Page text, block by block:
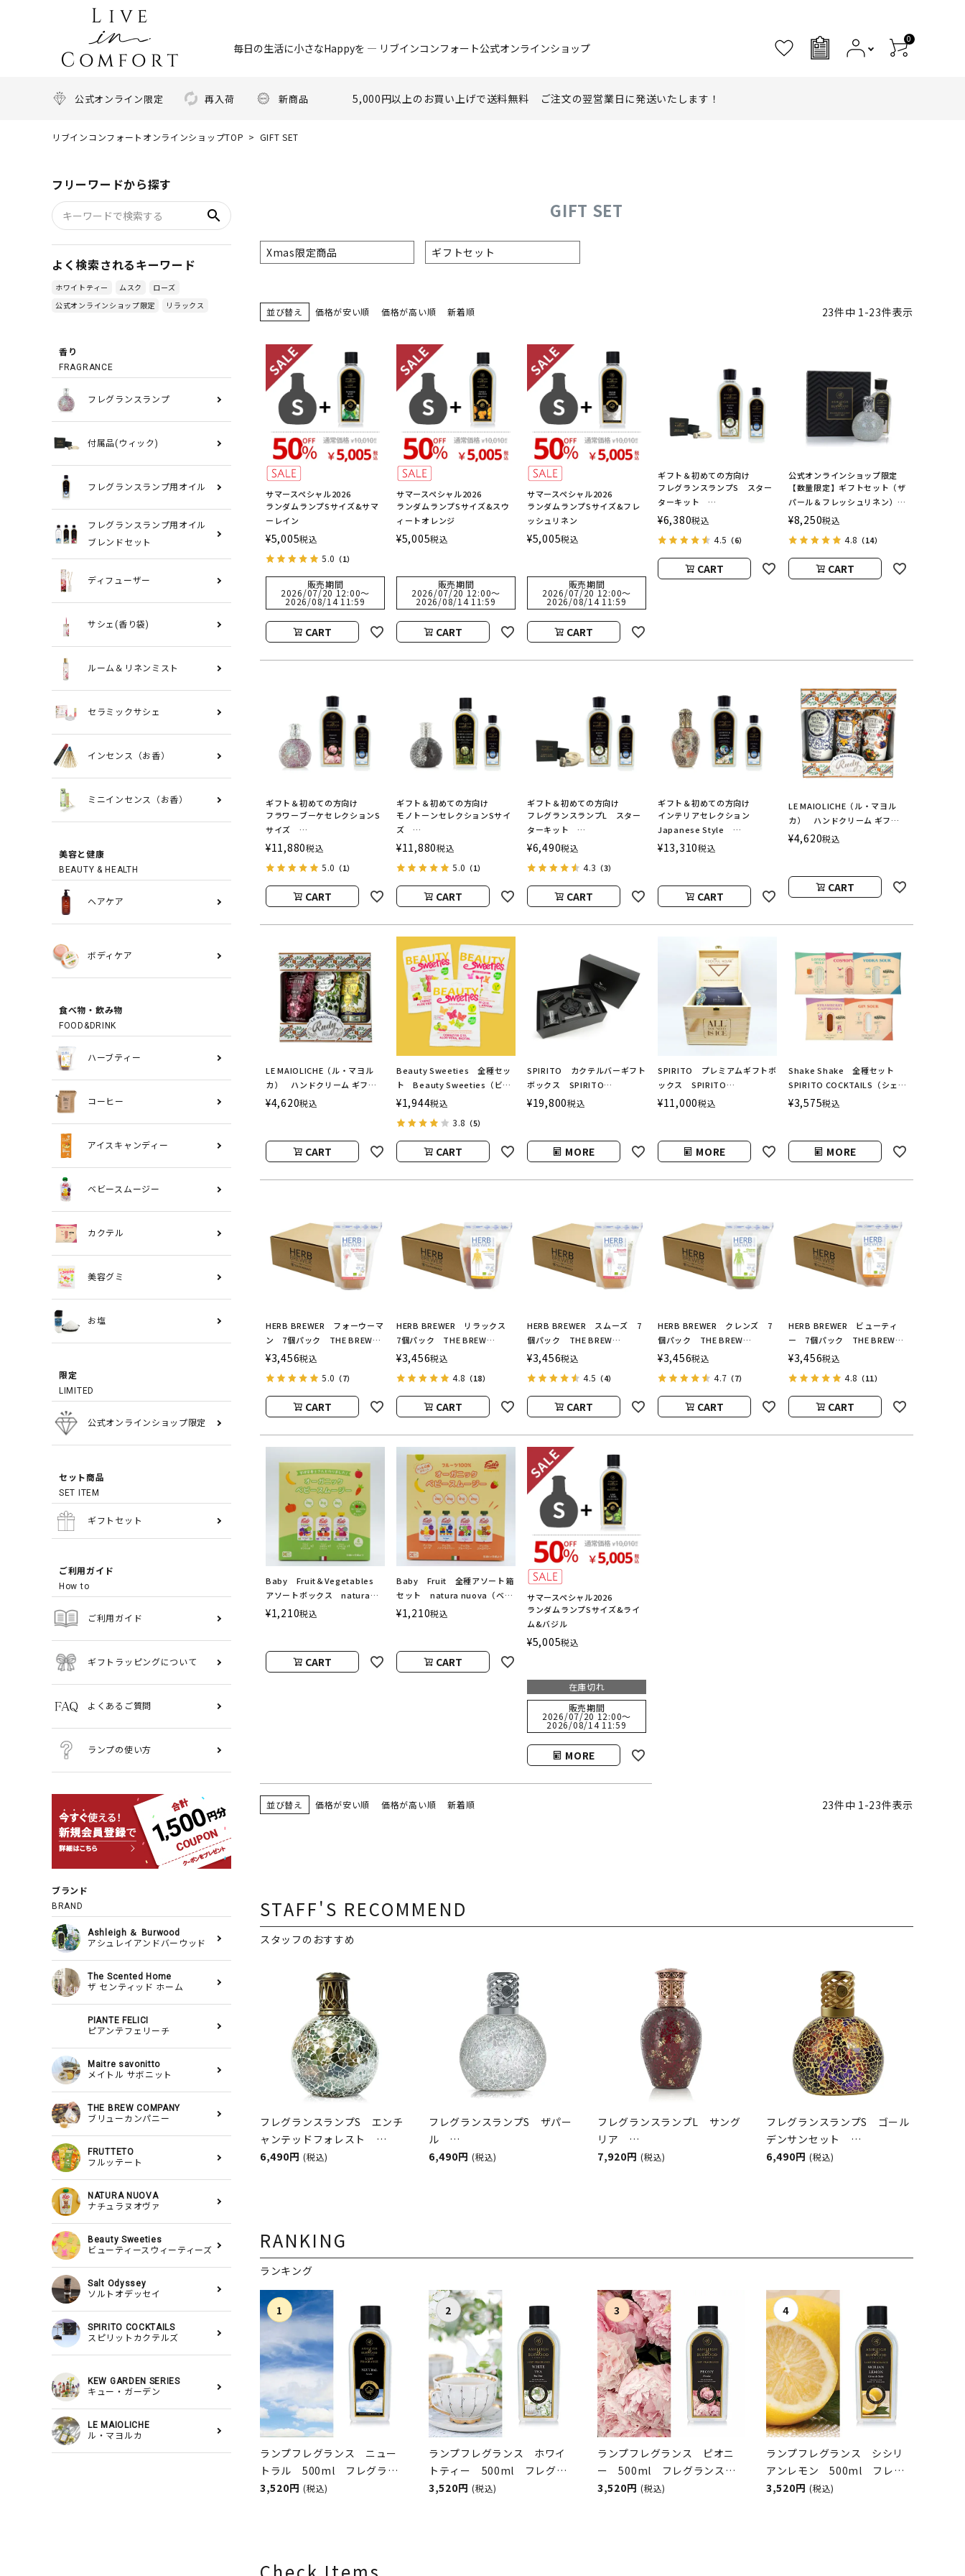
毎日の生活に小さなHappyを ― リブインコンフォート公式オンラインショップ
0
公式オンライン限定 再入荷 新商品 5,000円以上のお買い上げで送料無料 ご注文の翌営業日に発送いたします！
リブインコンフォートオンラインショップTOP GIFT SET
フリーワードから探す
search
よく検索されるキーワード
ホワイトティー ムスク
ローズ
公式オンラインショップ限定
リラックス
香り
FRAGRANCE
フレグランスランプ
付属品(ウィック)
フレグランスランプ用オイル
フレグランスランプ用オイル
ブレンドセット
ディフューザー
サシェ(香り袋)
ルーム＆リネンミスト
セラミックサシェ
インセンス（お香）
ミニインセンス（お香）
美容と健康
BEAUTY & HEALTH
ヘアケア
ボディケア
食べ物・飲み物
FOOD&DRINK
ハーブティー
コーヒー
アイスキャンディー
ベビースムージー
カクテル
美容グミ
お塩
限定
LIMITED
公式オンラインショップ限定
セット商品
SET ITEM
ギフトセット
ご利用ガイド
How to
ご利用ガイド
ギフトラッピングについて
よくあるご質問
ランプの使い方
ブランド
BRAND
Ashleigh ＆ Burwood
アシュレイアンドバーウッド
The Scented Home
ザ センティッド ホーム
PIANTE FELICI
ピアンテフェリーチ
Maitre savonitto
メイトル サボニット
THE BREW COMPANY
ブリューカンパニー
FRUTTETO
フルッテート
NATURA NUOVA
ナチュラヌオヴァ
Beauty Sweeties
ビューティースウィーティーズ
Salt Odyssey
ソルトオデッセイ
SPIRITO COCKTAILS
スピリットカクテルズ
KEW GARDEN SERIES
キュー・ガーデン
LE MAIOLICHE
ル・マヨルカ
GIFT SET
Xmas限定商品 ギフトセット
並び替え 価格が安い順 価格が高い順 新着順 23件中 1 -23件表示
サマースペシャル2026
ランダムランプSサイズ&サマ
ーレイン
¥5,005税込
5.0 （1）
販売期間
2026/07/20 12:00〜
2026/08/14 11:59
CART
サマースペシャル2026
ランダムランプSサイズ&スウ
ィートオレンジ
¥5,005税込
販売期間
2026/07/20 12:00〜
2026/08/14 11:59
CART
サマースペシャル2026
ランダムランプSサイズ&フレ
ッシュリネン
¥5,005税込
販売期間
2026/07/20 12:00〜
2026/08/14 11:59
CART
ギフト＆初めての方向け
フレグランスランプS スター
ターキット
ASHLEIGH&BURWOOD（ア
シュレイアンドバーウッド）
¥6,380税込
4.5 （6）
CART
公式オンラインショップ限定
【数量限定】ギフトセット（ザ
パール＆フレッシュリネン）
ASHLEIGH&BURWOOD（ア
シュレイアンドバーウッド）
¥8,250税込
4.8 （14）
CART
ギフト＆初めての方向け
フラワーブーケセレクションS
サイズ
ASHLEIGH&BURWOOD（ア
¥11,880税込
5.0 （1）
CART
ギフト＆初めての方向け
モノトーンセレクションSサイ
ズ
ASHLEIGH&BURWOOD（ア
¥11,880税込
5.0 （1）
CART
ギフト＆初めての方向け
フレグランスランプL スター
ターキット
ASHLEIGH&BURWOOD（ア
¥6,490税込
4.3 （3）
CART
ギフト＆初めての方向け
インテリアセレクション
Japanese Style
ASHLEIGH&BURWOOD（ア
¥13,310税込
CART
LE MAIOLICHE（ル・マヨル
カ） ハンドクリーム ギフト
セット Stella（ステラ）
¥4,620税込
CART
LE MAIOLICHE（ル・マヨル
カ） ハンドクリーム ギフト
セット Fiore（フィオー
¥4,620税込
CART
Beauty Sweeties 全種セッ
ト Beauty Sweeties（ビュ
ーティースウィーティーズ）
¥1,944税込
3.8 （5）
CART
SPIRITO カクテルバーギフト
ボックス SPIRITO
COCKTAILS（スピリットカク
¥19,800税込
MORE
SPIRITO プレミアムギフトボ
ックス SPIRITO
COCKTAILS（スピリットカク
¥11,000税込
MORE
Shake Shake 全種セット
SPIRITO COCKTAILS（シェイ
クシェイク／スピリットカクテ
¥3,575税込
MORE
HERB BREWER フォーウーマ
ン 7個パック THE BREW
COMPANY（ハーブブリューワ
¥3,456税込
5.0 （7）
CART
HERB BREWER リラックス
7個パック THE BREW
COMPANY（ハーブブリューワ
¥3,456税込
4.8 （18）
CART
HERB BREWER スムーズ 7
個パック THE BREW
COMPANY（ハーブブリューワ
¥3,456税込
4.5 （4）
CART
HERB BREWER クレンズ 7
個パック THE BREW
COMPANY（ハーブブリューワ
¥3,456税込
4.7 （7）
CART
HERB BREWER ビューティ
ー 7個パック THE BREW
COMPANY（ハーブブリューワ
¥3,456税込
4.8 （11）
CART
Baby Fruit＆Vegetables
アソートボックス natura
nuova（ベビーフルーツ＆ベ
¥1,210税込
CART
Baby Fruit 全種アソート箱
セット natura nuova（ベビ
ーフルーツ／ナチュラヌオヴ
¥1,210税込
CART
サマースペシャル2026
ランダムランプSサイズ&ライ
ム&バジル
¥5,005税込
在庫切れ
販売期間
2026/07/20 12:00〜
2026/08/14 11:59
MORE
並び替え 価格が安い順 価格が高い順 新着順 23件中 1 -23件表示
STAFF'S RECOMMEND
スタッフのおすすめ
フレグランスランプS エンチ
ャンテッドフォレスト
ASHLEIGH&BURWOOD（ア
6,490円 (税込)
フレグランスランプS ザパー
ル
ASHLEIGH&BURWOOD（ア
6,490円 (税込)
フレグランスランプL サング
リア
ASHLEIGH&BURWOOD（ア
7,920円 (税込)
フレグランスランプS ゴール
デンサンセット
ASHLEIGH&BURWOOD（ア
6,490円 (税込)
RANKING
ランキング
ランプフレグランス ニュー
トラル 500ml フレグラン
スランプ用オイル
3,520円 (税込)
ランプフレグランス ホワイ
トティー 500ml フレグラ
ンスランプ用オイル
3,520円 (税込)
ランプフレグランス ピオニ
ー 500ml フレグランスラ
ンプ用オイル
3,520円 (税込)
ランプフレグランス シシリ
アンレモン 500ml フレグ
ランスランプ用オイル
3,520円 (税込)